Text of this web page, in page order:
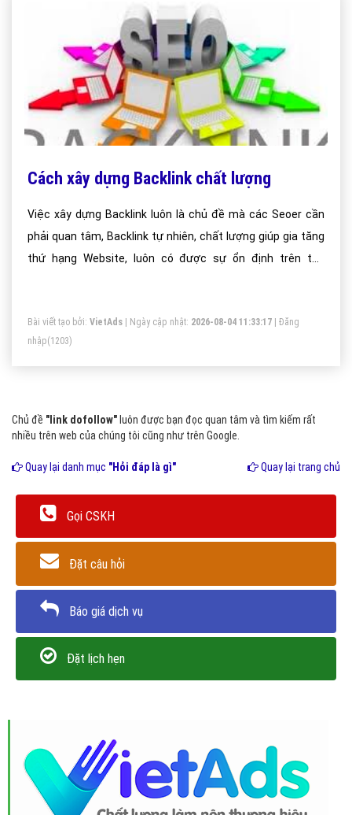
Cách xây dựng Backlink chất lượng
Việc xây dựng Backlink luôn là chủ đề mà các Seoer cần
phải quan tâm, Backlink tự nhiên, chất lượng giúp gia tăng
thứ hạng Website, luôn có được sự ổn định trên top
Bài viết tạo bởi: VietAds | Ngày cập nhật: 2026-08-04 11:33:17
Đăng
nhập(1203)
Chủ đề "link dofollow" luôn được bạn đọc quan tâm và tìm kiếm rất
nhiều trên web của chúng tôi cũng như trên Google.
Quay lại danh mục "Hỏi đáp là gì" Quay lại trang chủ
Gọi CSKH
Đặt câu hỏi
Báo giá dịch vụ
Đặt lịch hẹn